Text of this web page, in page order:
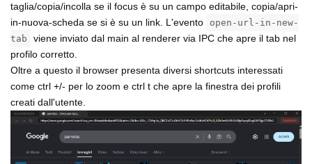
taglia/copia/incolla se il focus è su un campo editabile, copia/apri-
in-nuova-scheda se si è su un link. L'evento
open-url-in-new-
tab
viene inviato dal main al renderer via IPC che apre il tab nel
profilo corretto.
Oltre a questo il browser presenta diversi shortcuts interessati
come ctrl +/- per lo zoom e ctrl t che apre la finestra dei profili
creati dall'utente.